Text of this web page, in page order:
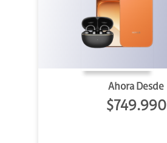
Ahora Desde
$749.990